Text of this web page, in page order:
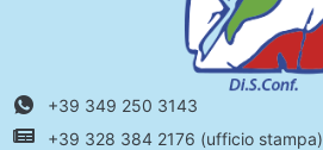
+39 349 250 3143
+39 328 384 2176 (ufficio stampa)